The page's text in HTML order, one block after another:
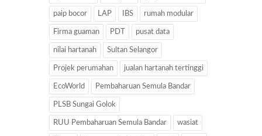
paip bocor LAP IBS rumah modular
Firma guaman PDT pusat data
nilai hartanah Sultan Selangor
Projek perumahan jualan hartanah tertinggi
EcoWorld Pembaharuan Semula Bandar
PLSB Sungai Golok
RUU Pembaharuan Semula Bandar wasiat